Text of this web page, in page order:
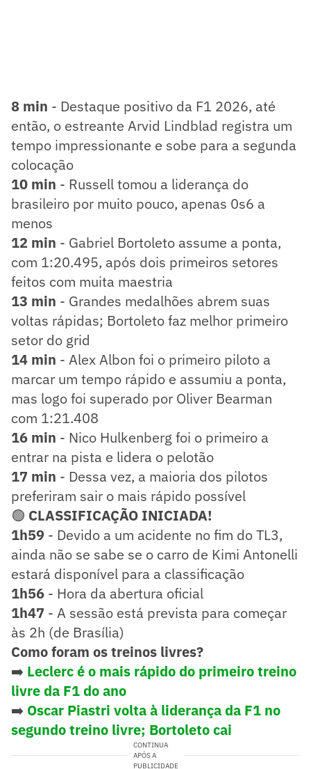
8 min - Destaque positivo da F1 2026, até
então, o estreante Arvid Lindblad registra um
tempo impressionante e sobe para a segunda
colocação
10 min - Russell tomou a liderança do
brasileiro por muito pouco, apenas 0s6 a
menos
12 min - Gabriel Bortoleto assume a ponta,
com 1:20.495, após dois primeiros setores
feitos com muita maestria
13 min - Grandes medalhões abrem suas
voltas rápidas; Bortoleto faz melhor primeiro
setor do grid
14 min - Alex Albon foi o primeiro piloto a
marcar um tempo rápido e assumiu a ponta,
mas logo foi superado por Oliver Bearman
com 1:21.408
16 min - Nico Hulkenberg foi o primeiro a
entrar na pista e lidera o pelotão
17 min - Dessa vez, a maioria dos pilotos
preferiram sair o mais rápido possível
🟢 CLASSIFICAÇÃO INICIADA!
1h59 - Devido a um acidente no fim do TL3,
ainda não se sabe se o carro de Kimi Antonelli
estará disponível para a classificação
1h56 - Hora da abertura oficial
1h47 - A sessão está prevista para começar
às 2h (de Brasília)
Como foram os treinos livres?
➡️ Leclerc é o mais rápido do primeiro treino
livre da F1 do ano
➡️ Oscar Piastri volta à liderança da F1 no
segundo treino livre; Bortoleto cai
CONTINUA
APÓS A
PUBLICIDADE